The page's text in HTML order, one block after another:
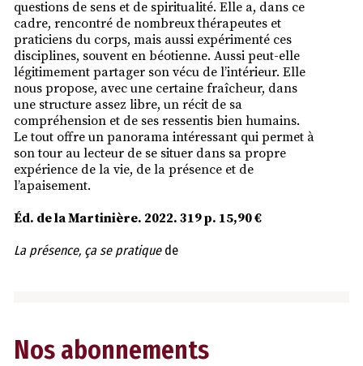
questions de sens et de spiritualité. Elle a, dans ce
cadre, rencontré de nombreux thérapeutes et
praticiens du corps, mais aussi expérimenté ces
disciplines, souvent en béotienne. Aussi peut-elle
légitimement partager son vécu de l’intérieur. Elle
nous propose, avec une certaine fraîcheur, dans
une structure assez libre, un récit de sa
compréhension et de ses ressentis bien humains.
Le tout offre un panorama intéressant qui permet à
son tour au lecteur de se situer dans sa propre
expérience de la vie, de la présence et de
l’apaisement.
Éd. de la Martinière. 2022. 319 p. 15,90 €
La présence, ça se pratiquede
Nos abonnements